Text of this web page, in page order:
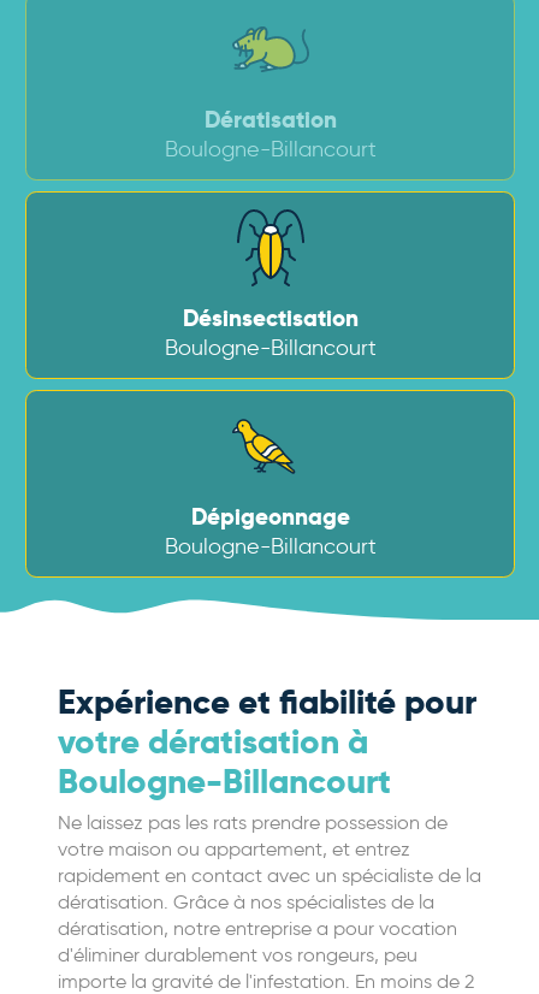
Dératisation
Boulogne-Billancourt
Désinsectisation
Boulogne-Billancourt
Dépigeonnage
Boulogne-Billancourt
Expérience et fiabilité pour
votre dératisation à
Boulogne-Billancourt
Ne laissez pas les rats prendre possession de
votre maison ou appartement, et entrez
rapidement en contact avec un spécialiste de la
dératisation. Grâce à nos spécialistes de la
dératisation, notre entreprise a pour vocation
d'éliminer durablement vos rongeurs, peu
importe la gravité de l'infestation. En moins de 2